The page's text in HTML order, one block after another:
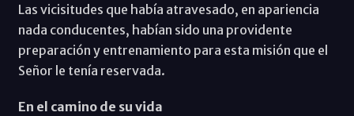
Las vicisitudes que había atravesado, en apariencia
nada conducentes, habían sido una providente
preparación y entrenamiento para esta misión que el
Señor le tenía reservada.
En el camino de su vida